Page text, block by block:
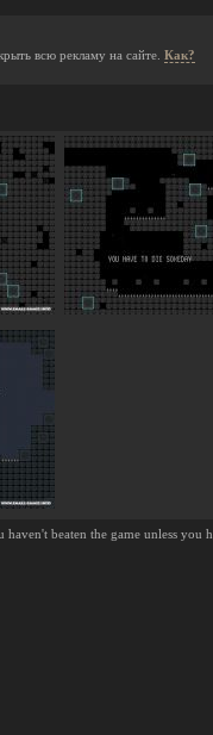
всю рекламу на сайте. Как?
beaten the game unless you